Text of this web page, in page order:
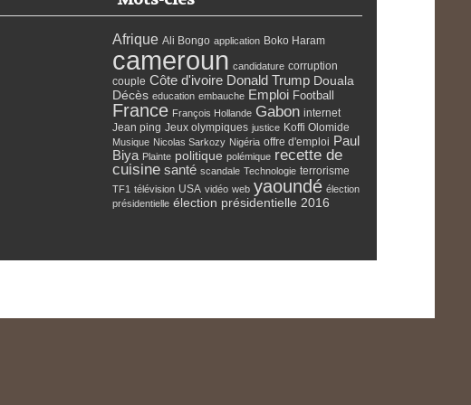
Afrique Ali Bongo application Boko Haram
cameroun candidature corruption
couple Côte d'ivoire Donald Trump Douala
Décès education embauche Emploi Football
France François Hollande Gabon internet
Jean ping Jeux olympiques justice Koffi Olomide
Musique Nicolas Sarkozy Nigéria offre d'emploi Paul
Biya Plainte politique polémique recette de
cuisine santé scandale Technologie terrorisme
TF1 télévision USA vidéo web yaoundé élection
présidentielle élection présidentielle 2016